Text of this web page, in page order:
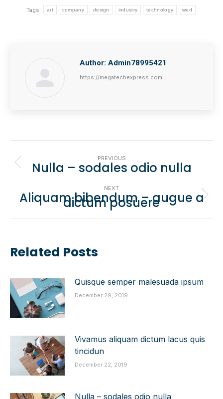
Tags: art company design industry technology wed
Author: Admin78995421
https://megatechexpress.com
Post
Navigation
PREVIOUS
Previous
Nulla – sodales odio nulla
NEXT
Next
post:
Aliquam bibendum – augue a
dictum posuere
Related Posts
Quisque semper malesuada ipsum
December 29, 2019
Vivamus aliquam dictum lacus quis
tincidun
December 22, 2019
Nulla – sodales odio nulla